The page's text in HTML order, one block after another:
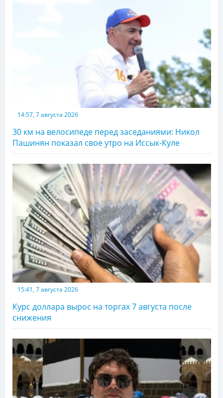
14:57, 7 августа 2026
30 км на велосипеде перед заседаниями: Никол
Пашинян показал свое утро на Иссык-Куле
15:41, 7 августа 2026
Курс доллара вырос на торгах 7 августа после
снижения